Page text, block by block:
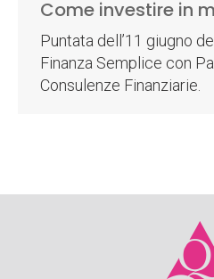
Come investire in
Puntata dell’11 giugno
Finanza Semplice con
Consulenze Finanziarie.